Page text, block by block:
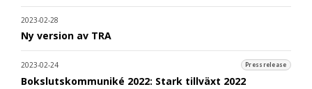
2023-02-28
Ny version av TRA
2023-02-24 Pressrelease
Bokslutskommuniké 2022: Stark tillväxt 2022